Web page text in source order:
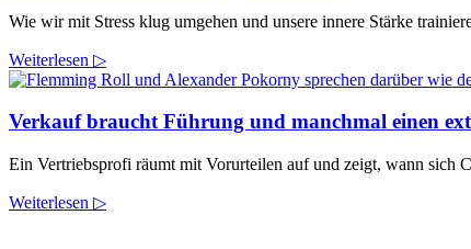
Wie wir mit Stress klug umgehen und unsere innere Stärke
Weiterlesen ▷
Verkauf braucht Führung und manchmal einen
Ein Vertriebsprofi räumt mit Vorurteilen auf und zeigt, wann
Weiterlesen ▷